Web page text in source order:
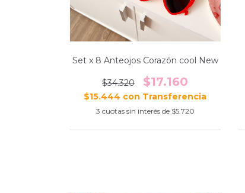
Set x 8 Anteojos Corazón cool New
$34.320 $17.160
$15.444 con
3 cuotas sin interés de $5.720